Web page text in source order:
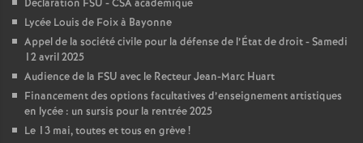
Déclaration FSU - CSA académique
Lycée Louis de Foix à Bayonne
Appel de la société civile pour la défense de l’État de droit - Samedi
12 avril 2025
Audience de la FSU avec le Recteur Jean-Marc Huart
Financement des options facultatives d’enseignement artistiques
en lycée : un sursis pour la rentrée 2025
Le 13 mai, toutes et tous en grève!